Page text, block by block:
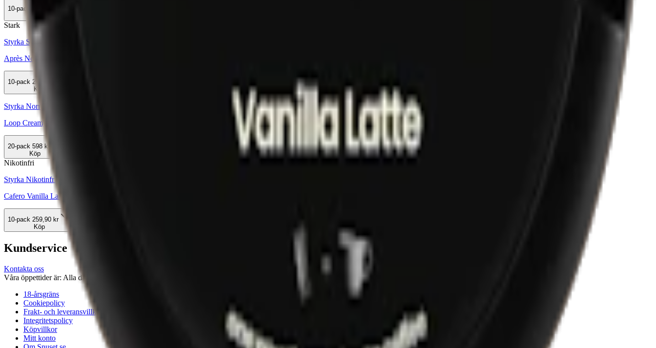
10-pack
Stark
Styrka Stark · Slim
Après No.13 Mochaccino Hypèr Strong
10-pack 258,90 kr
Köp
Styrka Normal · Slim
Loop Creamy Cappuccino Strong
20-pack 598 kr
Köp
Nikotinfri
Styrka Nikotinfri · Slim
Cafero Vanilla Latte Koffein Snus
10-pack 259,90 kr
Köp
Kundservice
Kontakta oss
Våra öppettider är: Alla dagar 08:00 - 18:00 Vi svarar vanligtvis inom 24 timmar på vardagar.
18-årsgräns
Cookiepolicy
Frakt- och leveransvillkor
Integritetspolicy
Köpvillkor
Mitt konto